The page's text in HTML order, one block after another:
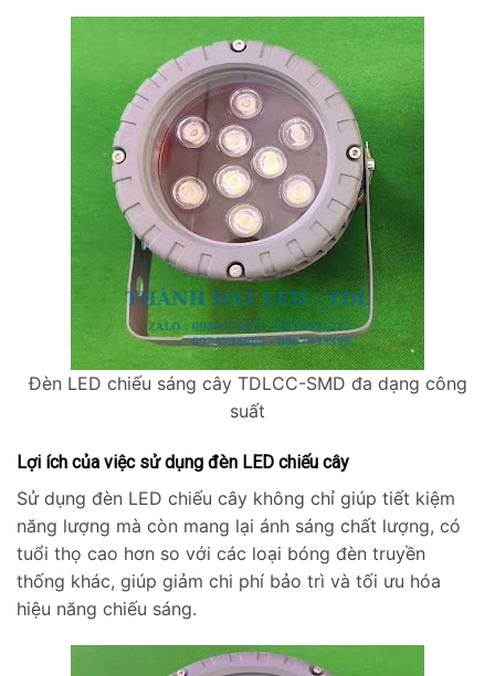
Đèn LED chiếu sáng cây TDLCC-SMD đa dạng công
suất
Lợi ích của việc sử dụng đèn LED chiếu cây
Sử dụng đèn LED chiếu cây không chỉ giúp tiết kiệm
năng lượng mà còn mang lại ánh sáng chất lượng, có
tuổi thọ cao hơn so với các loại bóng đèn truyền
thống khác, giúp giảm chi phí bảo trì và tối ưu hóa
hiệu năng chiếu sáng.